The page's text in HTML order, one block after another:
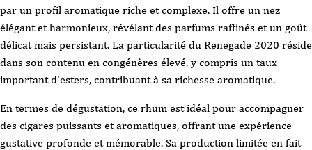
par un profil aromatique riche et complexe. Il offre un nez
élégant et harmonieux, révélant des parfums raffinés et un goût
délicat mais persistant. La particularité du Renegade 2020 réside
dans son contenu en congénères élevé, y compris un taux
important d'esters, contribuant à sa richesse aromatique.
En termes de dégustation, ce rhum est idéal pour accompagner
des cigares puissants et aromatiques, offrant une expérience
gustative profonde et mémorable. Sa production limitée en fait